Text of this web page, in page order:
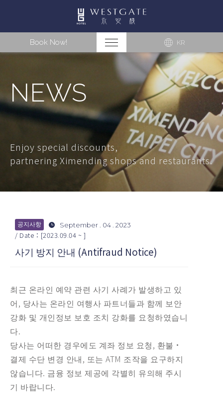
NEWS
Enjoy special discounts,
partnering Ximending shops and restaurants.
공지사항 September . 04 . 2023
/ Date：[2023.09.04 ~ ]
사기 방지 안내 (Antifraud Notice)
최근 온라인 예약 관련 사기 사례가 발생하고 있
어, 당사는 온라인 여행사 파트너들과 함께 보안
강화 및 개인정보 보호 조치 강화를 요청하였습니
다.
당사는 어떠한 경우에도 계좌 정보 요청, 환불·
결제 수단 변경 안내, 또는 ATM 조작을 요구하지
않습니다. 금융 정보 제공에 각별히 유의해 주시
기 바랍니다.
Book Now! KR